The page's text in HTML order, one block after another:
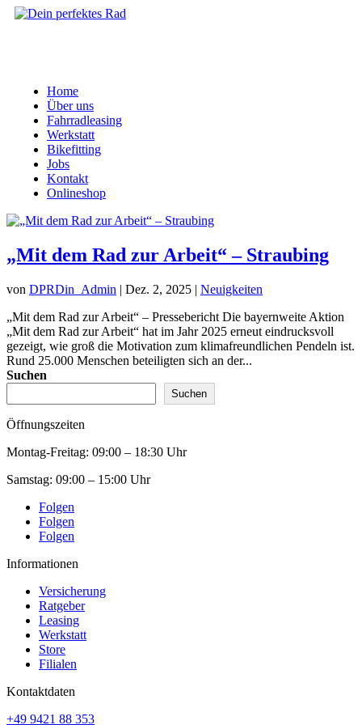
Home
Über uns
Fahrradleasing
Werkstatt
Bikefitting
Jobs
Kontakt
Onlineshop
„Mit dem Rad zur Arbeit“ – Straubing
von DPRDin_Admin | Dez. 2, 2025 | Neuigkeiten
„Mit dem Rad zur Arbeit“ – Pressebericht Die bayernweite Aktion
„Mit dem Rad zur Arbeit“ hat im Jahr 2025 erneut eindrucksvoll
gezeigt, wie groß die Motivation zum klimafreundlichen Pendeln ist.
Rund 25.000 Menschen beteiligten sich an der...
Suchen
Suchen
Öffnungszeiten
Montag-Freitag: 09:00 – 18:30 Uhr
Samstag: 09:00 – 15:00 Uhr
Folgen
Folgen
Folgen
Informationen
Versicherung
Ratgeber
Leasing
Werkstatt
Store
Filialen
Kontaktdaten
+49 9421 88 353